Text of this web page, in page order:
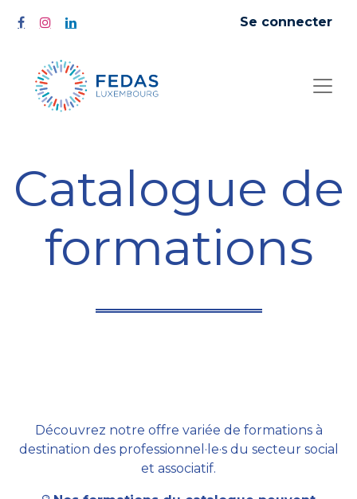
Se connecter
Catalogue de
formations
Découvrez notre offre variée de formations à
destination des professionnel·le·s du secteur social
et associatif.